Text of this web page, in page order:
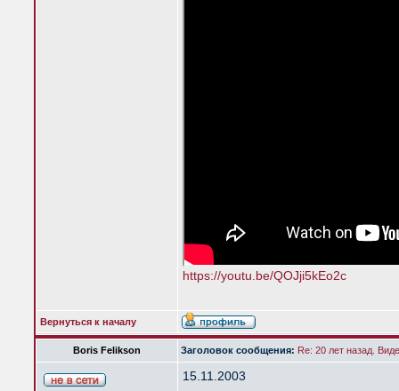
https://youtu.be/QOJji5kEo2c
Вернуться к началу
Boris Felikson Заголовок сообщения: Re: 20 лет назад.
15.11.2003